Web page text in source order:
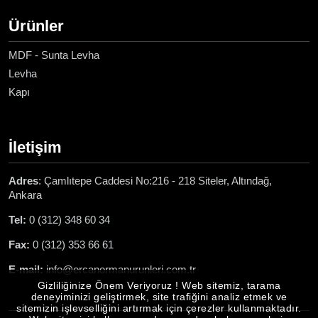
Ürünler
MDF - Sunta Levha
Levha
Kapı
İletişim
Adres: Çamlıtepe Caddesi No:216 - 218 Siteler, Altındağ,
Ankara
Tel: 0 (312) 348 60 34
Fax: 0 (312) 353 66 61
E-mail: info@ercanormanurunleri.com.tr
Gizliliğinize Önem Veriyoruz ! Web sitemiz, tarama
deneyiminizi geliştirmek, site trafiğini analiz etmek ve
sitemizin işlevselliğini artırmak için çerezler kullanmaktadır.